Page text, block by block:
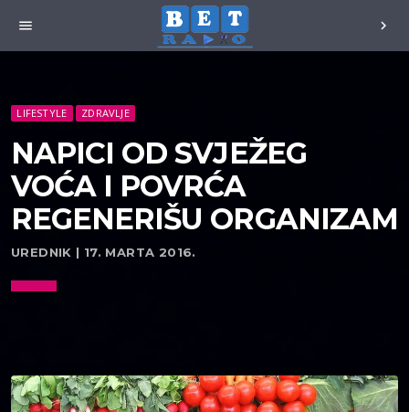
menu chevron_right
LIFESTYLE ZDRAVLJE
NAPICI OD SVJEŽEG
VOĆA I POVRĆA
REGENERIŠU ORGANIZAM
UREDNIK | 17. MARTA 2016.